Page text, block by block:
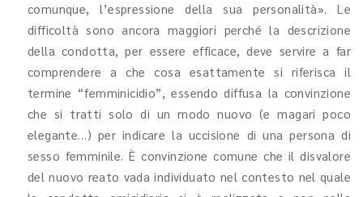
comunque, l’espressione della sua personalità». Le
difficoltà sono ancora maggiori perché la descrizione
della condotta, per essere efficace, deve servire a far
comprendere a che cosa esattamente si riferisca il
termine “femminicidio”, essendo diffusa la convinzione
che si tratti solo di un modo nuovo (e magari poco
elegante…) per indicare la uccisione di una persona di
sesso femminile. È convinzione comune che il disvalore
del nuovo reato vada individuato nel contesto nel quale